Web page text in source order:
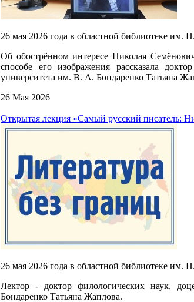
26 мая 2026 года в областной библиотеке им.
Об обострённом интересе Николая
способе его изображения рассказала
университета им. В. А. Бондаренко Татьяна
26 Мая 2026
Открытая лекция «Самый русский писатель:
26 мая 2026 года в областной библиотеке им.
Лектор - доктор филологических наук,
Бондаренко Татьяна Жаплова.